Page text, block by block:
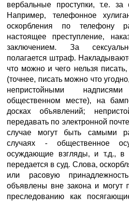
вербальные проступки, т.е. за
Например, телефонное
оскорбления по телефону
настоящее преступление,
заключением. За
полагается штраф.
что можно и чего нельзя
(точнее, писать можно что
непристойными
общественном месте), на
досках объявлений;
передавать по электронной
случае могут быть самыми
случаях - общественное
осуждающие взгляды, и т.д., в
передается в суд. Слова,
или расовую
объявлены вне закона и могут
преследованию как